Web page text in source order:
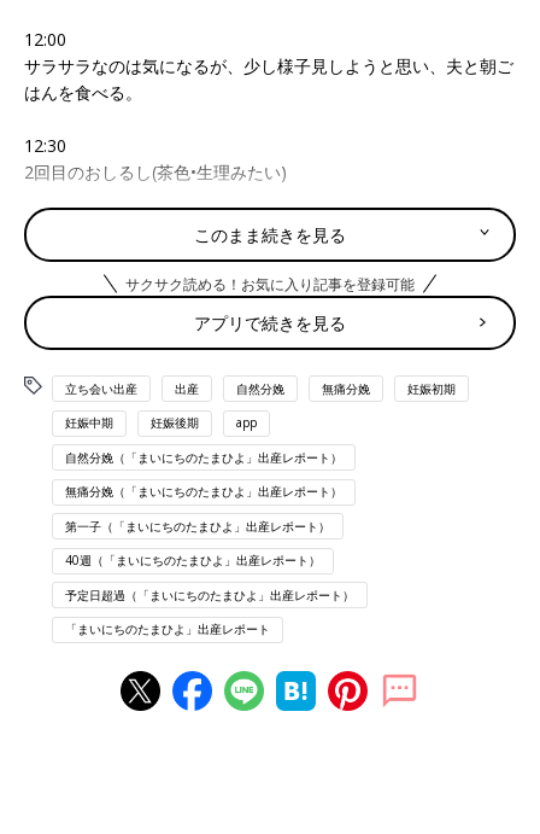
12:00
サラサラなのは気になるが、少し様子見しようと思い、夫と朝ご
はんを食べる。
12:30
2回目のおしるし(茶色•生理みたい)
1/12(日)
AM4:00〜9:00
生理痛のような子宮収縮を感じるが、痛みの間隔不規則で10-20
分ぐらいが続く。
9:00頃
痛みは消えて前駆陣痛だったのかと落胆
おしるしずっと出てる(茶色/サラサラ？/生理みたい)
１日生理痛のような腰痛を感じる、なんかだるい
夫と気分転換に近所のショッピングモールでラーメン食べる
階段昇降して帰って少し家の掃除をする。
1/13(月)
AM12:00
おなか下した系の痛みで起きる。
なんとなく今までの痛みとは違い、夫に助けを求める。
破水(ジョバジョバ)
このまま続きを見る
サクサク読める！お気に入り記事を登録可能
アプリで続きを見る
立ち会い出産 出産 自然分娩 無痛分娩 妊娠初期
妊娠中期 妊娠後期 app
自然分娩（「まいにちのたまひよ」出産レポート）
無痛分娩（「まいにちのたまひよ」出産レポート）
第一子（「まいにちのたまひよ」出産レポート）
40週（「まいにちのたまひよ」出産レポート）
予定日超過（「まいにちのたまひよ」出産レポート）
「まいにちのたまひよ」出産レポート